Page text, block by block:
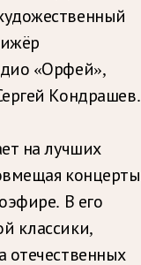
«Орфей»,
Кондрашев.
на лучших
концерты
В его
классики,
отечественных